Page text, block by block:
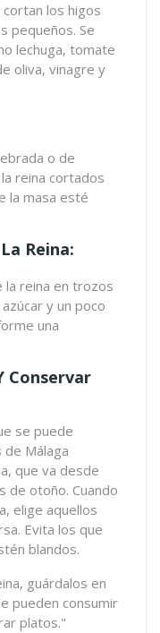
cortan los higos
pequeños. Se
lechuga, tomate
oliva, vinagre y
o de
reina cortados
la masa esté
Reina:
la reina en trozos
y un poco
una
Conservar
se puede
Málaga
que va desde
de otoño. Cuando
elige aquellos
Evita los que
blandos.
guárdalos en
pueden consumir
platos."